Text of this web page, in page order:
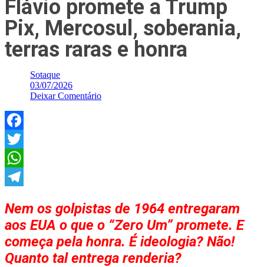
Flávio promete a Trump
Pix, Mercosul, soberania,
terras raras e honra
Sotaque
03/07/2026
Deixar Comentário
Facebook
Twitter
WhatsApp
Nem os golpistas de 1964 entregaram
aos EUA o que o “Zero Um” promete. E
começa pela honra. É ideologia? Não!
Quanto tal entrega renderia?